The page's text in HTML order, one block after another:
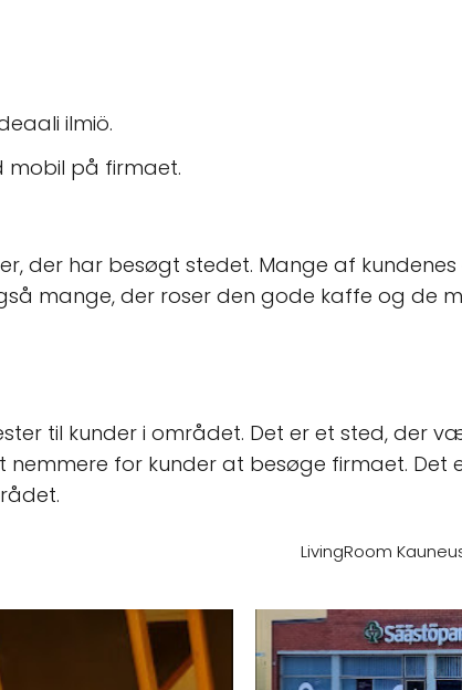
ilmiö.
mobil på firmaet.
der har besøgt stedet. Mange af
mange, der roser den gode kaffe og de
til kunder i området. Det er et sted, der
for kunder at besøge firmaet. Det
LivingRoom